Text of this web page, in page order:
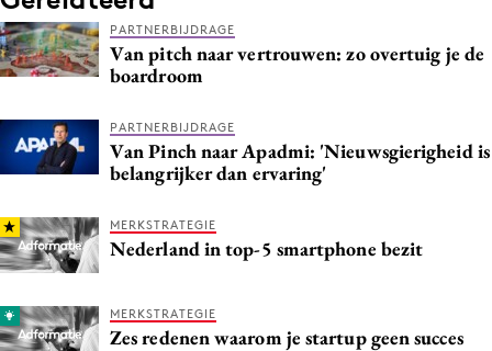
PARTNERBIJDRAGE
Van pitch naar vertrouwen: zo overtuig je de
boardroom
PARTNERBIJDRAGE
Van Pinch naar Apadmi: 'Nieuwsgierigheid is
belangrijker dan ervaring'
MERKSTRATEGIE
Nederland in top-5 smartphone bezit
MERKSTRATEGIE
Zes redenen waarom je startup geen succes